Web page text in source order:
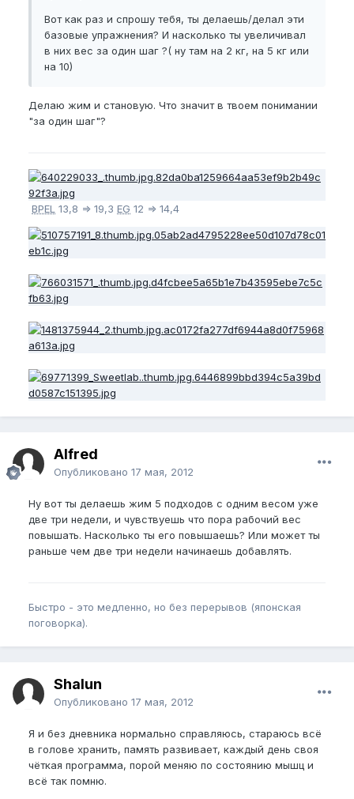
Вот как раз и спрошу тебя, ты делаешь/делал эти
базовые упражнения? И насколько ты увеличивал
в них вес за один шаг ?( ну там на 2 кг, на 5 кг или
на 10)
Делаю жим и становую. Что значит в твоем понимании
"за один шаг"?
BPEL 13,8 => 19,3 EG 12 => 14,4
Alfred
Опубликовано 17 мая, 2012
Ну вот ты делаешь жим 5 подходов с одним весом уже
две три недели, и чувствуешь что пора рабочий вес
повышать. Насколько ты его повышаешь? Или может ты
раньше чем две три недели начинаешь добавлять.
Быстро - это медленно, но без перерывов (японская
поговорка).
Shalun
Опубликовано 17 мая, 2012
Я и без дневника нормально справляюсь, стараюсь всё
в голове хранить, память развивает, каждый день своя
чёткая программа, порой меняю по состоянию мышц и
всё так помню.